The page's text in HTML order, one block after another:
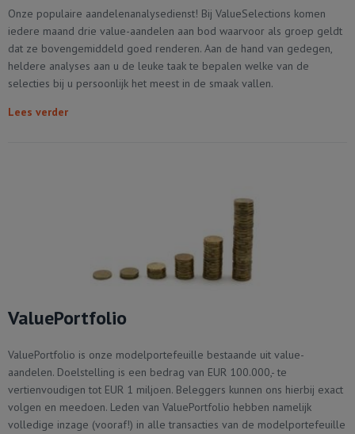
Onze populaire aandelenanalysedienst! Bij ValueSelections komen
iedere maand drie value-aandelen aan bod waarvoor als groep geldt
dat ze bovengemiddeld goed renderen. Aan de hand van gedegen,
heldere analyses aan u de leuke taak te bepalen welke van de
selecties bij u persoonlijk het meest in de smaak vallen.
Lees verder
ValuePortfolio
ValuePortfolio is onze modelportefeuille bestaande uit value-
aandelen. Doelstelling is een bedrag van EUR 100.000,- te
vertienvoudigen tot EUR 1 miljoen. Beleggers kunnen ons hierbij exact
volgen en meedoen. Leden van ValuePortfolio hebben namelijk
volledige inzage (vooraf!) in alle transacties van de modelportefeuille